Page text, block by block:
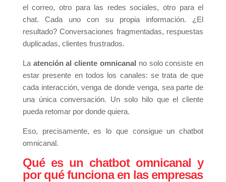
el correo, otro para las redes sociales, otro para el
chat. Cada uno con su propia información. ¿El
resultado? Conversaciones fragmentadas, respuestas
duplicadas, clientes frustrados.
La atención al cliente omnicanal no solo consiste en
estar presente en todos los canales: se trata de que
cada interacción, venga de donde venga, sea parte de
una única conversación. Un solo hilo que el cliente
pueda retomar por donde quiera.
Eso, precisamente, es lo que consigue un chatbot
omnicanal.
Qué es un chatbot omnicanal y
por qué funciona en las empresas